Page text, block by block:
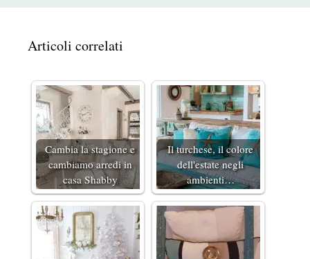
Articoli correlati
Cambia la stagione e
cambiamo arredi in
casa Shabby
Il turchese, il colore
dell'estate negli
ambienti…